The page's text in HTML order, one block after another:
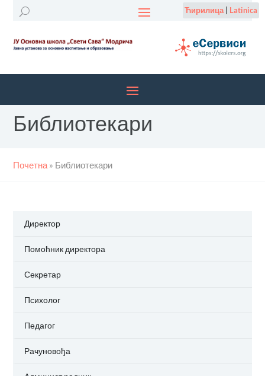
Ћирилица| Latinica
Библиотекари
Почетна » Библиотекари
Директор
Помоћник директора
Секретар
Психолог
Педагог
Рачуновођа